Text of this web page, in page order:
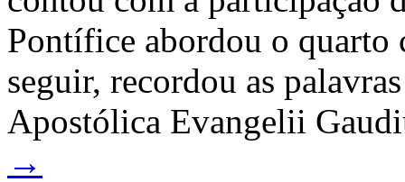
Pontífice abordou o quarto
seguir, recordou as
Apostólica Evangelii
→